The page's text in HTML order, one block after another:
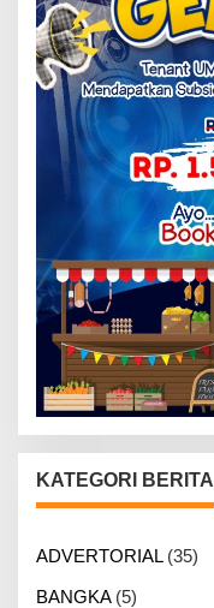
KATEGORI BERITA
ADVERTORIAL(35)
BANGKA(5)